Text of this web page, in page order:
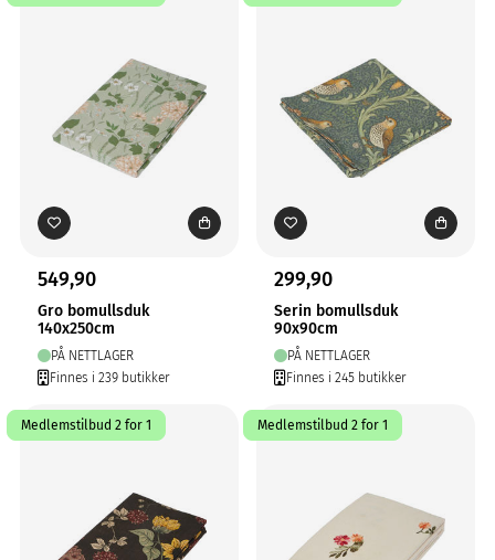
549,90
Gro bomullsduk
140x250cm
PÅ NETTLAGER
Finnes i 239 butikker
299,90
Serin bomullsduk
90x90cm
PÅ NETTLAGER
Finnes i 245 butikker
Medlemstilbud 2 for 1 Medlemstilbud 2 for 1